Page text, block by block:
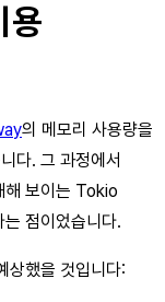
용
의 메모리 사용량을
다. 그 과정에서
해 보이는 Tokio
점이었습니다.
상했을 것입니다: